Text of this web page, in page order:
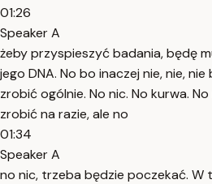
01:26
Speaker A
żeby przyspieszyć badania, będę
jego DNA. No bo inaczej nie, nie,
zrobić ogólnie. No nic. No kurwa.
zrobić na razie, ale no
01:34
Speaker A
no nic, trzeba będzie poczekać. W